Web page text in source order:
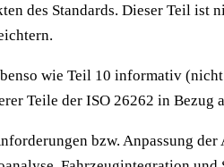
des Standards. Dieser Teil ist
wie Teil 10 informativ
Teile der ISO 26262 in
bzw. Anpassung